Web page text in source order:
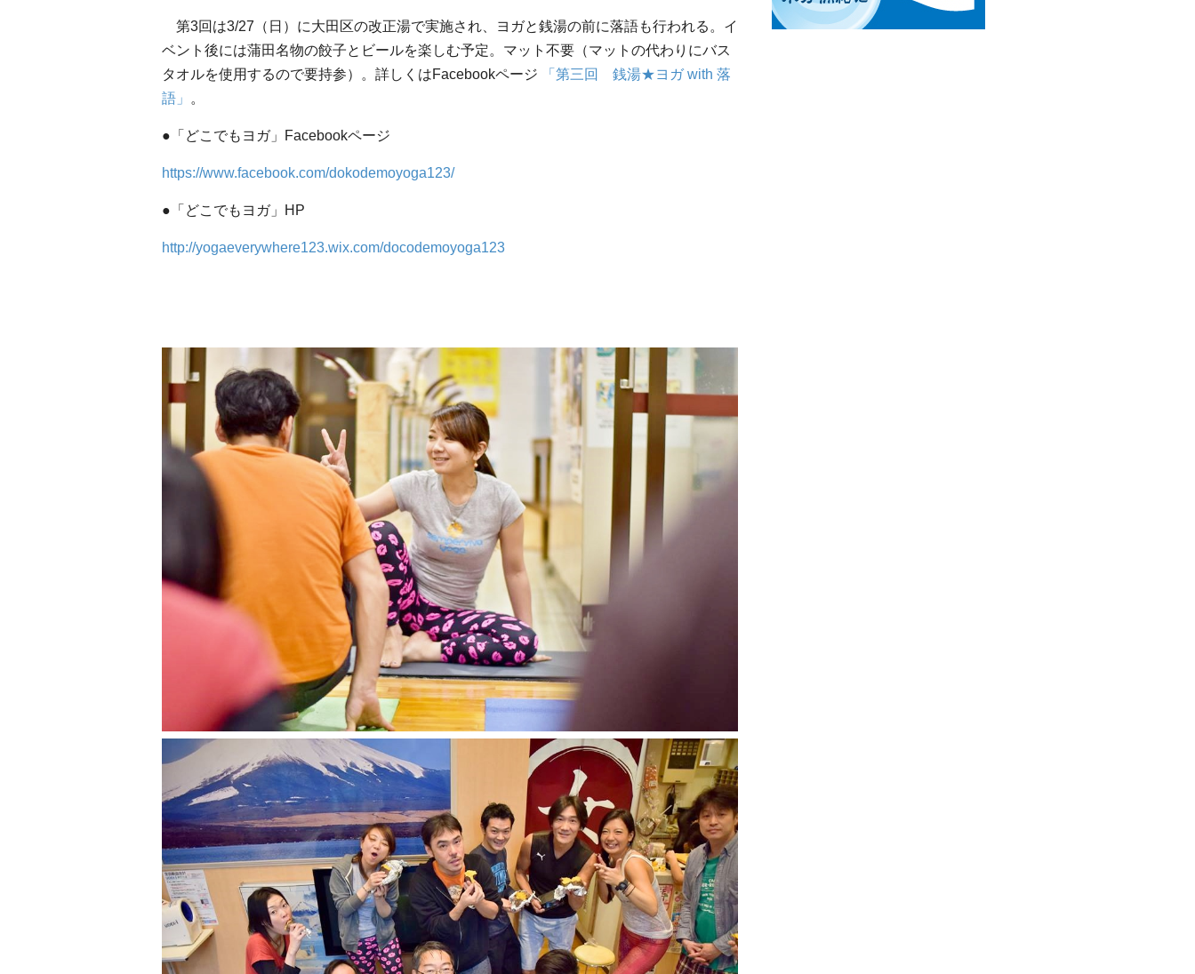
第3回は3/27（日）に大田区の改正湯で実施され、ヨガと銭湯の前に落語も行われる。イ
ベント後には蒲田名物の餃子とビールを楽しむ予定。マット不要（マットの代わりにバス
タオルを使用するので要持参）。詳しくはFacebookページ
「第三回 銭湯★ヨガ with 落
語」
。
●「どこでもヨガ」Facebookページ
https://www.facebook.com/dokodemoyoga123/
●「どこでもヨガ」HP
http://yogaeverywhere123.wix.com/docodemoyoga123